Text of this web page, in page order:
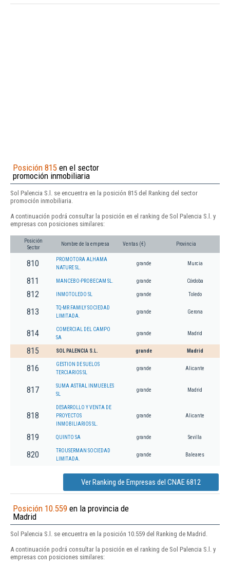
Posición 815 en el sector
promoción inmobiliaria
Sol Palencia S.l. se encuentra en la posición 815 del Ranking del sector
promoción inmobiliaria.
A continuación podrá consultar la posición en el ranking de Sol Palencia S.l. y
empresas con posiciones similares:
Posición
Sector
Nombre de la empresa Ventas (€) Provincia
810
PROMOTORA ALHAMA
NATURE SL.
grande Murcia
811 MANCEBO-PROBECAM SL. grande Córdoba
812 INMOTOLEDO SL grande Toledo
813
TQ-MR FAMILY SOCIEDAD
LIMITADA.
grande Gerona
814
COMERCIAL DEL CAMPO
SA
grande Madrid
815 SOL PALENCIA S.L. grande Madrid
816
GESTION DE SUELOS
TERCIARIOS SL
grande Alicante
817
SUMA ASTRAL INMUEBLES
SL
grande Madrid
818
DESARROLLO Y VENTA DE
PROYECTOS
INMOBILIARIOS SL.
grande Alicante
819 QUINTO SA grande Sevilla
820
TROUSERMAN SOCIEDAD
LIMITADA.
grande Baleares
Ver Ranking de Empresas del CNAE 6812
Posición 10.559 en la provincia de
Madrid
Sol Palencia S.l. se encuentra en la posición 10.559 del Ranking de Madrid.
A continuación podrá consultar la posición en el ranking de Sol Palencia S.l. y
empresas con posiciones similares: